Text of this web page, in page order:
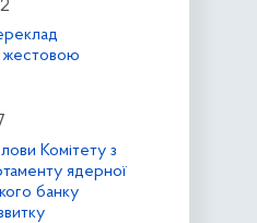
жестовою
Комітету з
ядерної
банку